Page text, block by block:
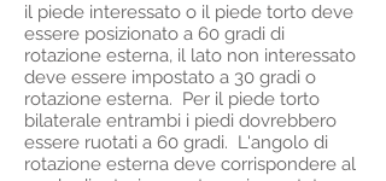
il piede interessato o il piede torto deve
essere posizionato a 60 gradi di
rotazione esterna, il lato non interessato
deve essere impostato a 30 gradi o
rotazione esterna. Per il piede torto
bilaterale entrambi i piedi dovrebbero
essere ruotati a 60 gradi. L'angolo di
rotazione esterna deve corrispondere al